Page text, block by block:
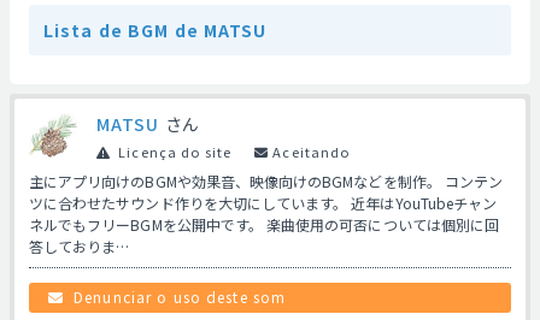
Lista de BGM de MATSU
MATSU さん
Licença do site Aceitando
主にアプリ向けのBGMや効果音、映像向けのBGMなどを制作。 コンテン
ツに合わせたサウンド作りを大切にしています。 近年はYouTubeチャン
ネルでもフリーBGMを公開中です。 楽曲使用の可否については個別に回
答しておりま…
Denunciar o uso deste som